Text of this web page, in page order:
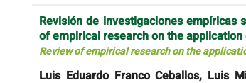
Revisión de investigaciones
of empirical research on the
Review of empirical research on the
Luis Eduardo Franco Ceballos, Luis